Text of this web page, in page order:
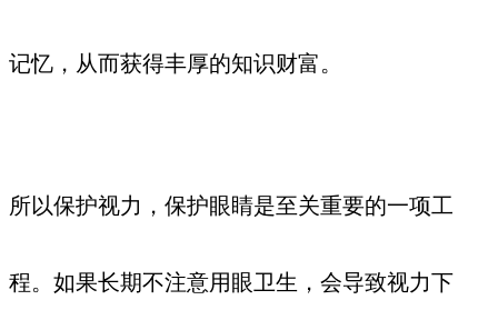
记忆，从而获得丰厚的知识财富。
所以保护视力，保护眼睛是至关重要的一项工
程。如果长期不注意用眼卫生，会导致视力下